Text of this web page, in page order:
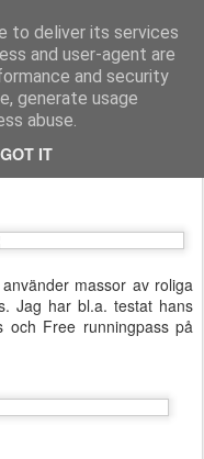
to deliver its services
and user-agent are
and security
generate usage
abuse.
GOT IT
Functional Fitness by Mattias - Träningsinspiration & träningsfilmer
P
massor av roliga
Jag har bl.a. testat hans
och Free runningpass på